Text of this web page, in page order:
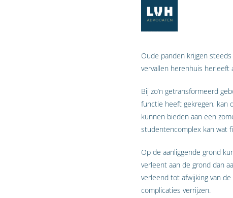
Oude panden krijgen
vervallen herenhuis
Bij zo’n getransformeerd
functie heeft gekregen, kan
kunnen bieden aan een
studentencomplex kan wat
Op de aanliggende grond
verleent aan de grond dan
verleend tot afwijking van
complicaties verrijzen.